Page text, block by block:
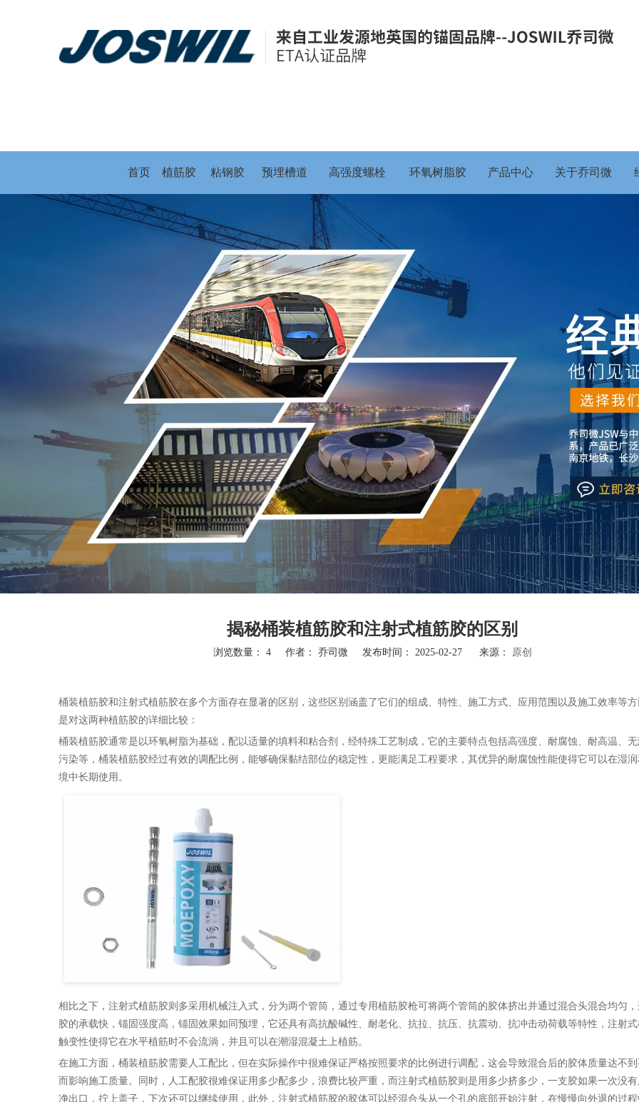
首页 植筋胶 粘钢胶 预埋槽道 高强度螺栓 环氧树脂胶 产品中心 关于乔司微
揭秘桶装植筋胶和注射式植筋胶的区别
浏览数量： 4作者： 乔司微 发布时间： 2025-02-27 来源： 原创
桶装植筋胶和注射式植筋胶在多个方面存在显著的区别，这些区别涵盖了它们的组成、特性、施工方式、应用范围以及施工效率等
是对这两种植筋胶的详细比较：
桶装植筋胶通常是以环氧树脂为基础，配以适量的填料和粘合剂，经特殊工艺制成，它的主要特点包括高强度、耐腐蚀、耐高温、
污染等，桶装植筋胶经过有效的调配比例，能够确保黏结部位的稳定性，更能满足工程要求，其优异的耐腐蚀性能使得它可以在湿
境中长期使用。
相比之下，注射式植筋胶则多采用机械注入式，分为两个管筒，通过专用植筋胶枪可将两个管筒的胶体挤出并通过混合头混合均匀
胶的承载快，锚固强度高，锚固效果如同预埋，它还具有高抗酸碱性、耐老化、抗拉、抗压、抗震动、抗冲击动荷载等特性，注射
触变性使得它在水平植筋时不会流淌，并且可以在潮湿混凝土上植筋。
在施工方面，桶装植筋胶需要人工配比，但在实际操作中很难保证严格按照要求的比例进行调配，这会导致混合后的胶体质量达不
而影响施工质量。同时，人工配胶很难保证用多少配多少，浪费比较严重，而注射式植筋胶则是用多少挤多少，一支胶如果一次没
净出口，拧上盖子，下次还可以继续使用，此外，注射式植筋胶的胶体可以经混合头从一个孔的底部开始注射，在慢慢向外退的过